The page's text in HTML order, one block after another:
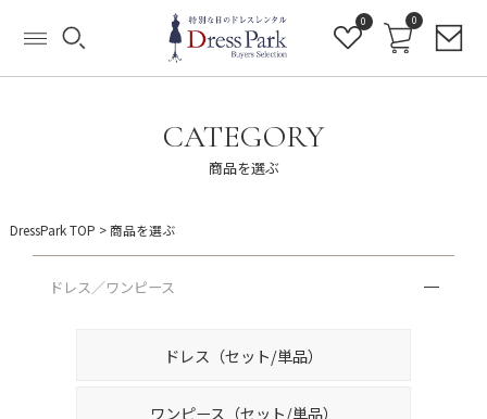
0 0
CATEGORY
商品を選ぶ
DressPark TOP > 商品を選ぶ
ドレス／ワンピース
ドレス（セット/単品）
ワンピース（セット/単品）